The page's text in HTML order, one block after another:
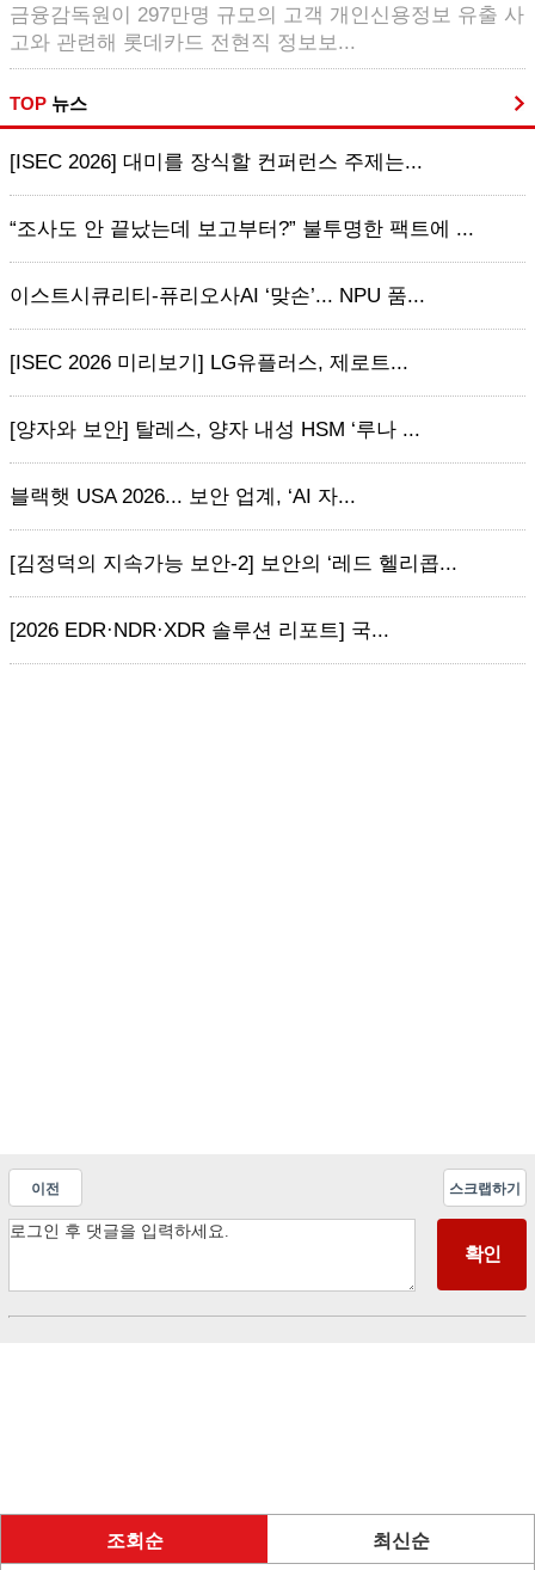
금융감독원이 297만명 규모의 고객 개인신용정보 유출 사
고와 관련해 롯데카드 전현직 정보보...
TOP 뉴스
[ISEC 2026] 대미를 장식할 컨퍼런스 주제는...
“조사도 안 끝났는데 보고부터?” 불투명한 팩트에 ...
이스트시큐리티-퓨리오사AI ‘맞손’... NPU 품...
[ISEC 2026 미리보기] LG유플러스, 제로트...
[양자와 보안] 탈레스, 양자 내성 HSM ‘루나 ...
블랙햇 USA 2026... 보안 업계, ‘AI 자...
[김정덕의 지속가능 보안-2] 보안의 ‘레드 헬리콥...
[2026 EDR·NDR·XDR 솔루션 리포트] 국...
이전 스크랩하기
조회순 최신순